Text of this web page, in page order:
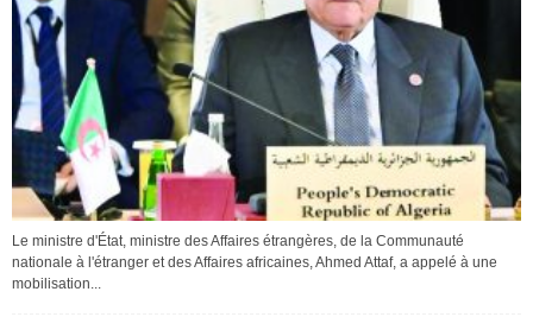
Le ministre d'État, ministre des Affaires étrangères, de la Communauté
nationale à l'étranger et des Affaires africaines, Ahmed Attaf, a appelé à une
mobilisation...